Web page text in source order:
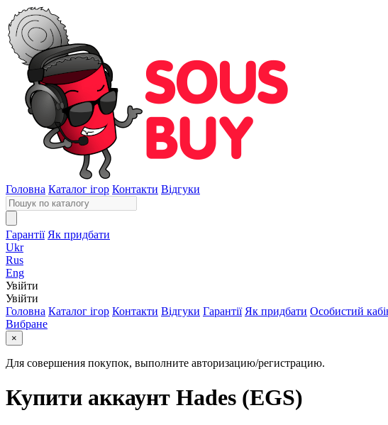
Головна Каталог ігор Контакти Відгуки
Гарантії Як придбати
Ukr
Rus
Eng
Увійти
Увійти
Головна Каталог ігор Контакти Відгуки Гарантії Як придбати Особистий
Вибране
×
Для совершения покупок, выполните авторизацию/регистрацию.
Купити аккаунт Hades (EGS)